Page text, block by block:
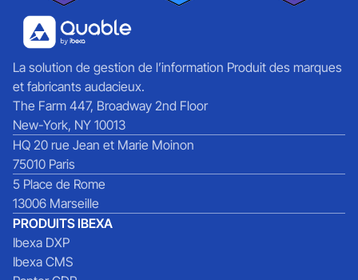
La solution de gestion de l’information Produit des marques
et fabricants audacieux.
The Farm 447, Broadway 2nd Floor
New-York, NY 10013
HQ 20 rue Jean et Marie Moinon
75010 Paris
5 Place de Rome
13006 Marseille
PRODUITS IBEXA
Ibexa DXP
Ibexa CMS